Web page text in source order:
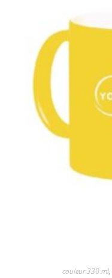
couleur 330 ml,